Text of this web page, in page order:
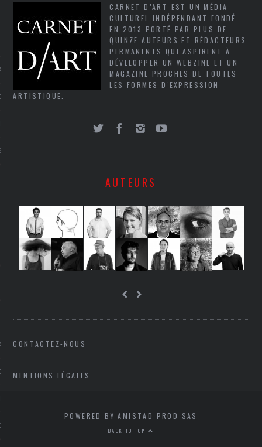
CARAVELLE
PODCAST
CARAVELLE
CARAVELLE
PODCAST
CARNET D’ART EST UN MÉDIA
CULTUREL INDÉPENDANT FONDÉ
EN 2013 PORTÉ PAR PLUS DE
QUINZE AUTEURS ET RÉDACTEURS
PERMANENTS QUI ASPIRENT À
DÉVELOPPER UN WEBZINE ET UN
MAGAZINE PROCHES DE TOUTES
LES FORMES D'EXPRESSION
ARTISTIQUE.
AUTEURS
CONTACTEZ-NOUS
MENTIONS LÉGALES
POWERED BY AMISTAD PROD SAS
BACK TO TOP